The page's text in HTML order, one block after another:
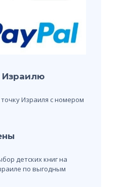
Израилю
Израиля с номером
детских книг на
по выгодным